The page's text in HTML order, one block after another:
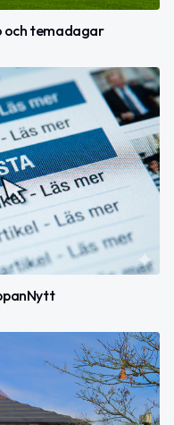
och temadagar